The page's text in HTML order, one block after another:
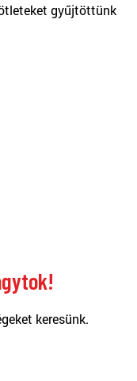
gyűjtöttünk
keresünk.